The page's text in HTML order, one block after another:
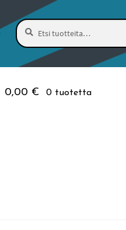
Etsi:
Haku
0,00 € 0 tuotetta